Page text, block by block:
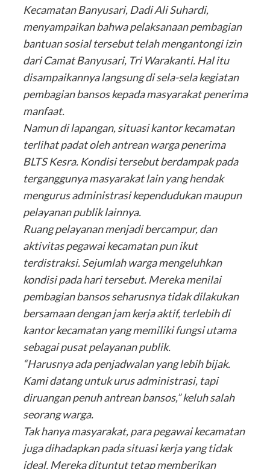
Kecamatan Banyusari, Dadi Ali Suhardi,
menyampaikan bahwa pelaksanaan pembagian
bantuan sosial tersebut telah mengantongi izin
dari Camat Banyusari, Tri Warakanti. Hal itu
disampaikannya langsung di sela-sela kegiatan
pembagian bansos kepada masyarakat penerima
manfaat.
Namun di lapangan, situasi kantor kecamatan
terlihat padat oleh antrean warga penerima
BLTS Kesra. Kondisi tersebut berdampak pada
terganggunya masyarakat lain yang hendak
mengurus administrasi kependudukan maupun
pelayanan publik lainnya.
Ruang pelayanan menjadi bercampur, dan
aktivitas pegawai kecamatan pun ikut
terdistraksi. Sejumlah warga mengeluhkan
kondisi pada hari tersebut. Mereka menilai
pembagian bansos seharusnya tidak dilakukan
bersamaan dengan jam kerja aktif, terlebih di
kantor kecamatan yang memiliki fungsi utama
sebagai pusat pelayanan publik.
“Harusnya ada penjadwalan yang lebih bijak.
Kami datang untuk urus administrasi, tapi
diruangan penuh antrean bansos,” keluh salah
seorang warga.
Tak hanya masyarakat, para pegawai kecamatan
juga dihadapkan pada situasi kerja yang tidak
ideal. Mereka dituntut tetap memberikan